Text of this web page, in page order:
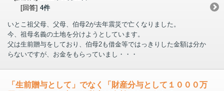
[回答] 4件
いとこ祖父母、父母、伯母2が去年震災で亡くなりました。
今、祖母名義の土地を分けようとしています。
父は生前贈与をしており、伯母2も借金等ではっきりした金額は分か
らないですが、お金をもらっていまし・・・
「生前贈与として」でなく「財産分与として１０００万